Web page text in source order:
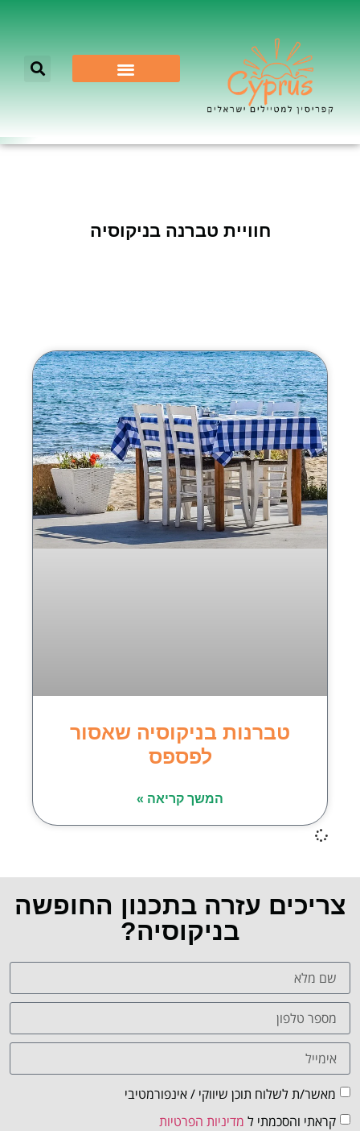
חוויית טברנה בניקוסיה
טברנות בניקוסיה שאסור
לפספס
המשך קריאה »
צריכים עזרה בתכנון החופשה
בניקוסיה?
מאשר/ת לשלוח תוכן שיווקי / אינפורמטיבי
קראתי והסכמתי ל מדיניות הפרטיות